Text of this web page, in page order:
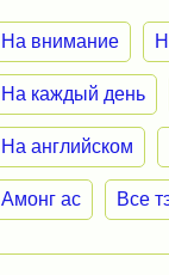
На внимание
На каждый день
На английском
Амонг ас Все